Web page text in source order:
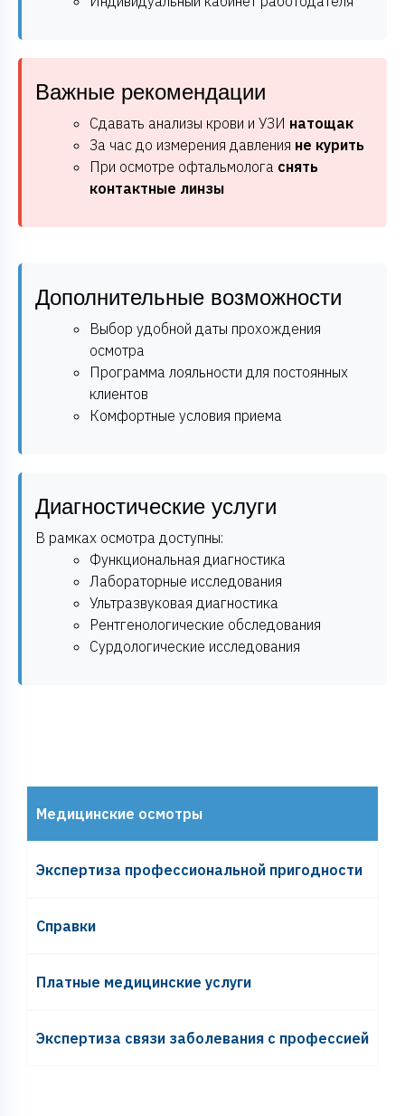
Медицинские осмотры
Экспертиза профессиональной пригодности
Справки
Платные медицинские услуги
Экспертиза связи заболевания с профессией
Важные рекомендации
Сдавать анализы крови и УЗИ натощак
За час до измерения давления не курить
При осмотре офтальмолога снять
контактные линзы
Дополнительные возможности
Выбор удобной даты прохождения
осмотра
Программа лояльности для постоянных
клиентов
Комфортные условия приема
Диагностические услуги
В рамках осмотра доступны:
Функциональная диагностика
Лабораторные исследования
Ультразвуковая диагностика
Рентгенологические обследования
Сурдологические исследования